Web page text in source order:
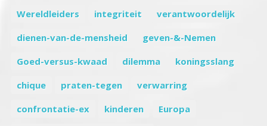
Wereldleiders
integriteit
verantwoordelijk
dienen-van-de-mensheid
geven-&-Nemen
Goed-versus-kwaad
dilemma
koningsslang
chique
praten-tegen
verwarring
confrontatie-ex
kinderen
Europa